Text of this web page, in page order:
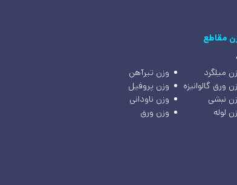
مقاطع
میلگرد
وزن تیرآهن
ورق گالوانیزه
وزن پروفیل
نبشی
وزن ناودانی
لوله
وزن ورق